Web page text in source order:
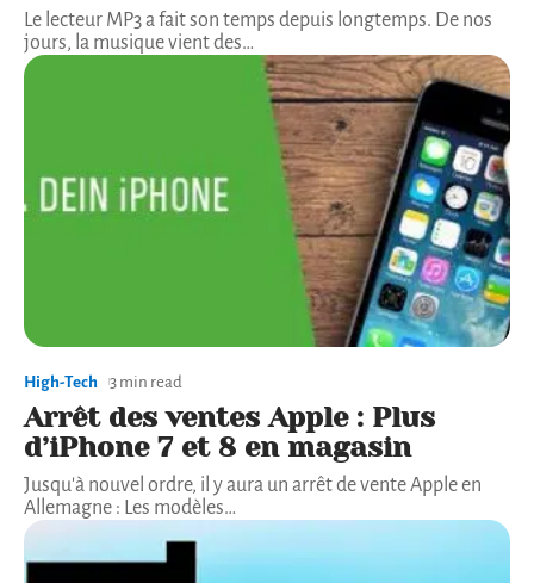
Le lecteur MP3 a fait son temps depuis longtemps. De nos
jours, la musique vient des…
High-Tech 3 min read
Arrêt des ventes Apple : Plus
d’iPhone 7 et 8 en magasin
Jusqu'à nouvel ordre, il y aura un arrêt de vente Apple en
Allemagne : Les modèles…